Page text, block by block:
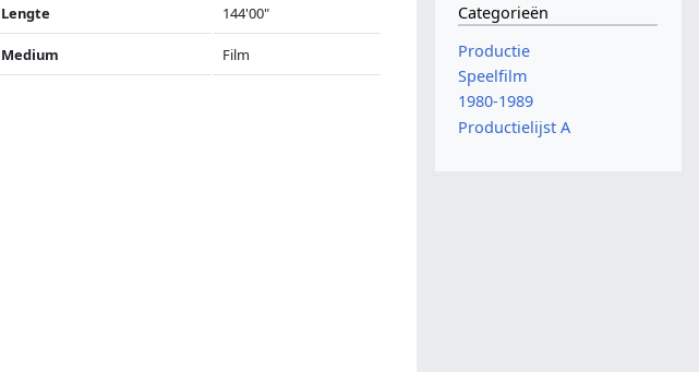
Lengte 144'00"
Medium Film
Categorieën
Productie
Speelfilm
1980-1989
Productielijst A